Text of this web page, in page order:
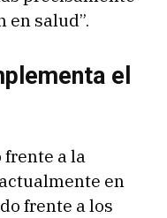
en salud”.
el
a la
en
frente a los